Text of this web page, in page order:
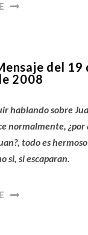
del 19
2008
hablando sobre
normalmente, ¿por
todo es
si, si escaparan.